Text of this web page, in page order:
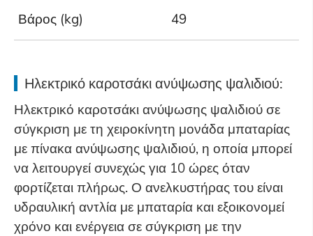
Βάρος (kg) 49
Ηλεκτρικό καροτσάκι ανύψωσης ψαλιδιού:
Ηλεκτρικό καροτσάκι ανύψωσης ψαλιδιού σε
σύγκριση με τη χειροκίνητη μονάδα μπαταρίας
με πίνακα ανύψωσης ψαλιδιού, η οποία μπορεί
να λειτουργεί συνεχώς για 10 ώρες όταν
φορτίζεται πλήρως. Ο ανελκυστήρας του είναι
υδραυλική αντλία με μπαταρία και εξοικονομεί
χρόνο και ενέργεια σε σύγκριση με την